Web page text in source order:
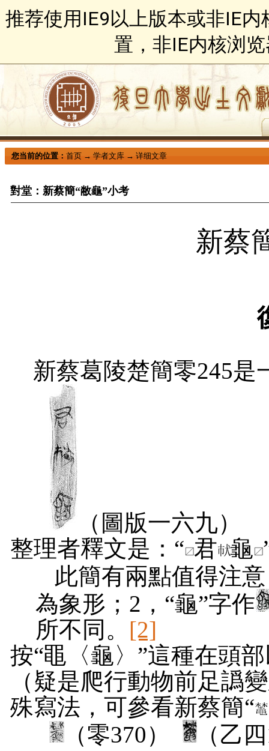
推荐使用IE9以上版本或非IE
置，非IE内核浏
您当前的位置：首页 →学者文库 →详细文章
對堂：新蔡簡“敝龜”小考
新蔡
新蔡葛陵楚簡零245是
（圖版一六九）
整理者釋文是：“ 君 龜
此簡有兩點值得注
為象形； 2 ，“龜”字作
所不同。 [2]
按“黽〈龜〉”這種在頭
（疑是爬行動物前足譌
殊寫法，可參看新蔡簡“
（零370） （乙四